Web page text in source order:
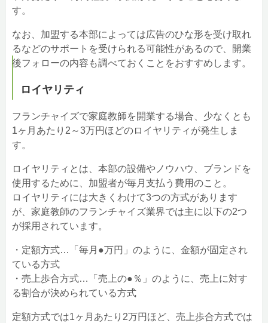
す。
なお、加盟する本部によっては広告のひな形を受け取れ
るなどのサポートを受けられる可能性があるので、開業
後フォローの内容も調べておくことをおすすめします。
ロイヤリティ
フランチャイズで家庭教師を開業する場合、少なくとも
1ヶ月あたり2～3万円ほどのロイヤリティが発生しま
す。
ロイヤリティとは、本部の設備やノウハウ、ブランドを
使用するために、加盟者が毎月支払う費用のこと。
ロイヤリティには大きくわけて3つの方式があります
が、家庭教師のフランチャイズ業界では主に以下の2つ
が採用されています。
・定額方式…「毎月●万円」のように、金額が固定され
ている方式
・売上歩合方式…「売上の●％」のように、売上に対す
る割合が決められている方式
定額方式では1ヶ月あたり2万円ほど、売上歩合方式では